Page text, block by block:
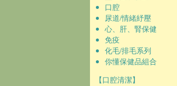
口腔
尿道/情緒紓壓
心、肝、腎保健
免疫
化毛/排毛系列
你懂保健品組合
【口腔清潔】